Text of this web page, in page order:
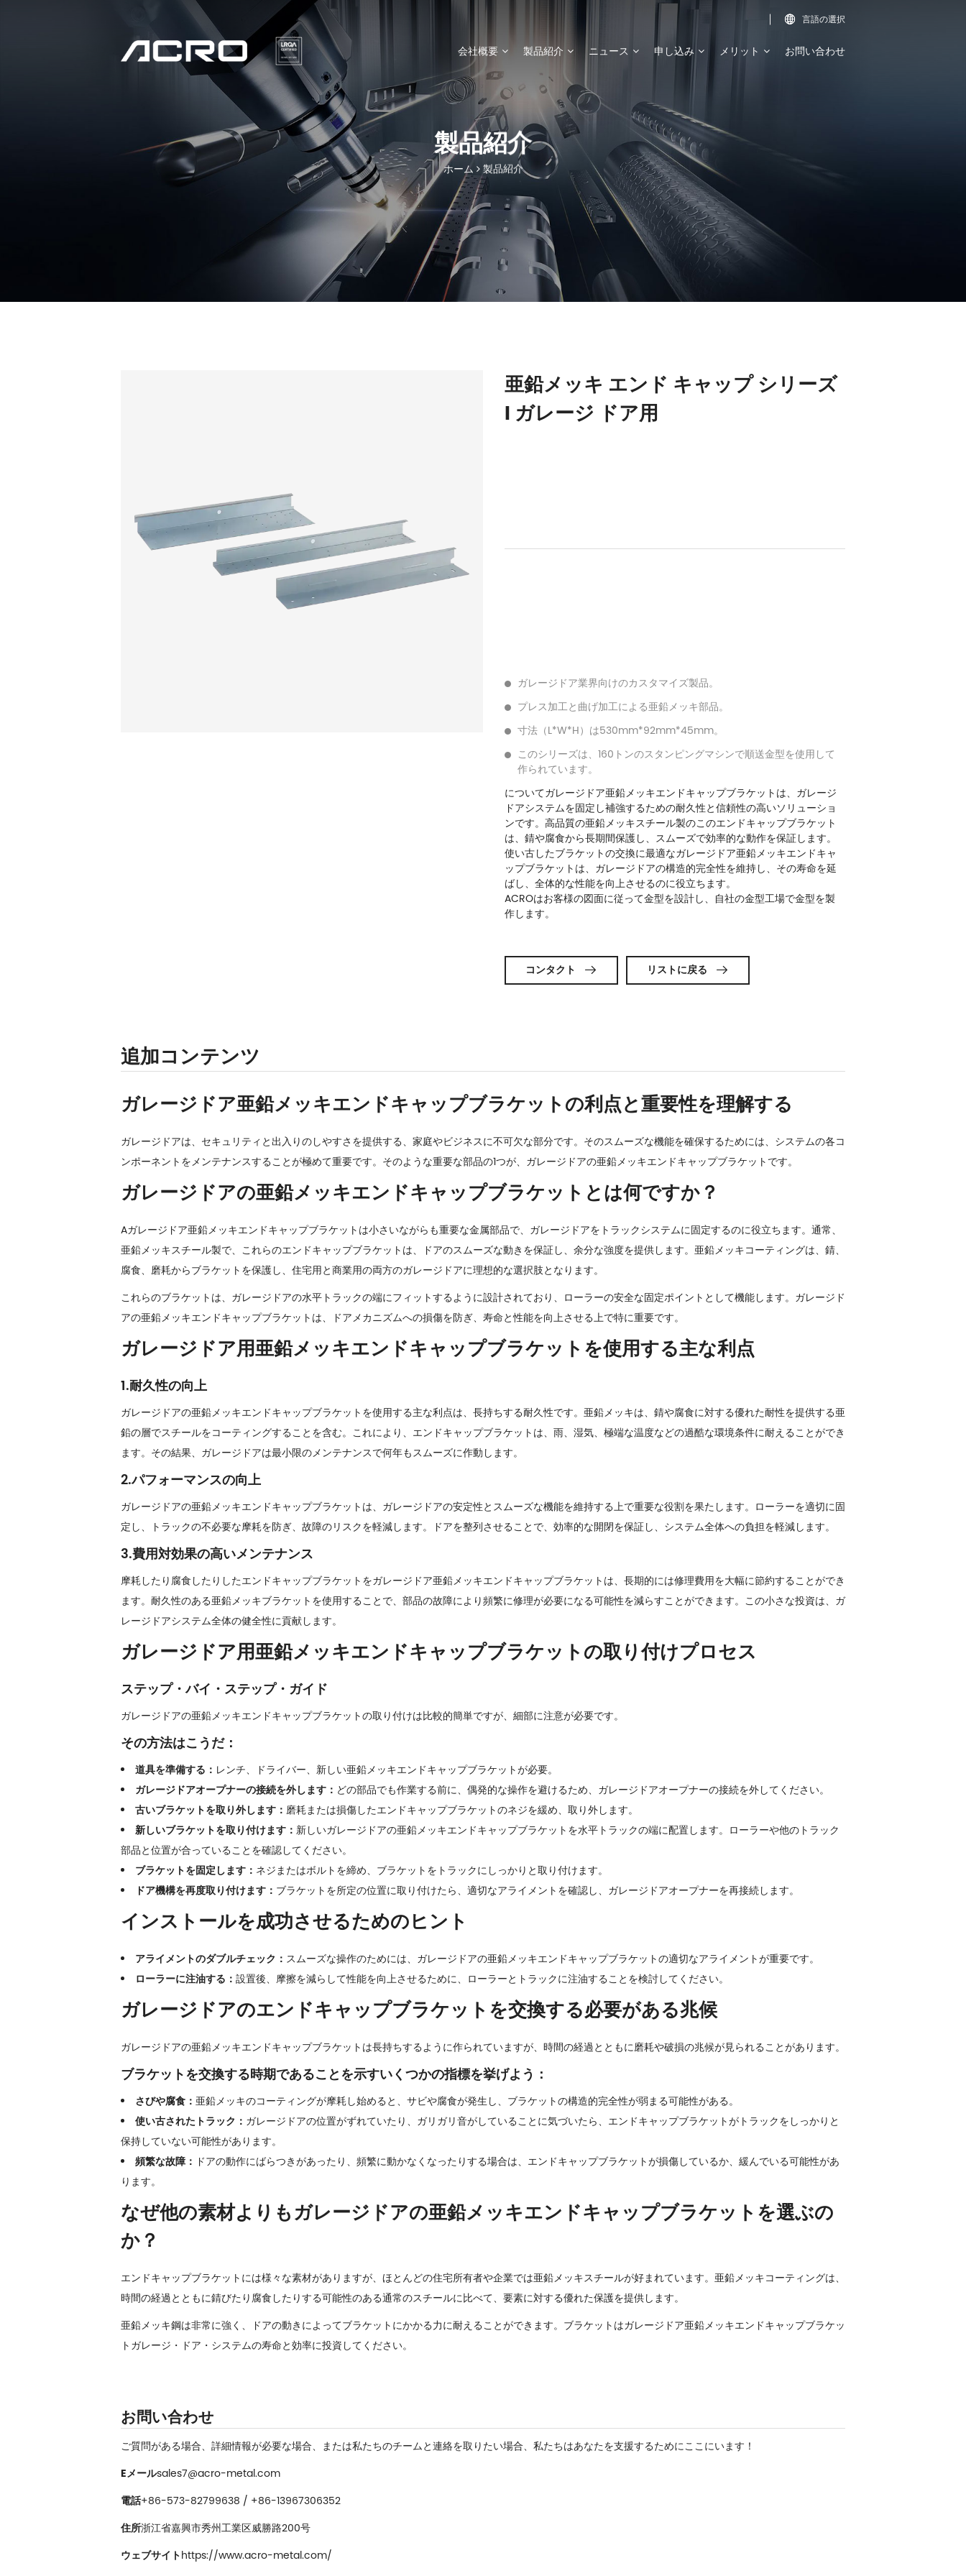
 言語の選択
会社概要 製品紹介 ニュース 申し込み メリット お問い合わせ
製品紹介
ホーム 製品紹介
亜鉛メッキ エンド キャップ シリーズ
I ガレージ ドア用
ガレージドア業界向けのカスタマイズ製品。
プレス加工と曲げ加工による亜鉛メッキ部品。
寸法（L*W*H）は530mm*92mm*45mm。
このシリーズは、160トンのスタンピングマシンで順送金型を使用して
作られています。
についてガレージドア亜鉛メッキエンドキャップブラケット は、ガレージ
ドアシステムを固定し補強するための耐久性と信頼性の高いソリューショ
ンです。高品質の亜鉛メッキスチール製のこのエンドキャップブラケット
は、錆や腐食から長期間保護し、スムーズで効率的な動作を保証します。
使い古したブラケットの交換に最適なガレージドア亜鉛メッキエンドキャ
ップブラケットは、ガレージドアの構造的完全性を維持し、その寿命を延
ばし、全体的な性能を向上させるのに役立ちます。
ACROはお客様の図面に従って金型を設計し、自社の金型工場で金型を製
作します。
コンタクト  リストに戻る 
追加コンテンツ
ガレージドア亜鉛メッキエンドキャップブラケットの利点と重要性を理解する
ガレージドアは、セキュリティと出入りのしやすさを提供する、家庭やビジネスに不可欠な部分です。そのスムーズな機能を確保するためには、システムの各コ
ンポーネントをメンテナンスすることが極めて重要です。そのような重要な部品の1つが、ガレージドアの亜鉛メッキエンドキャップブラケットです。
ガレージドアの亜鉛メッキエンドキャップブラケットとは何ですか？
Aガレージドア亜鉛メッキエンドキャップブラケット は小さいながらも重要な金属部品で、ガレージドアをトラックシステムに固定するのに役立ちます。通常、
亜鉛メッキスチール製で、これらのエンドキャップブラケットは、ドアのスムーズな動きを保証し、余分な強度を提供します。亜鉛メッキコーティングは、錆、
腐食、磨耗からブラケットを保護し、住宅用と商業用の両方のガレージドアに理想的な選択肢となります。
これらのブラケットは、ガレージドアの水平トラックの端にフィットするように設計されており、ローラーの安全な固定ポイントとして機能します。ガレージド
アの亜鉛メッキエンドキャップブラケットは、ドアメカニズムへの損傷を防ぎ、寿命と性能を向上させる上で特に重要です。
ガレージドア用亜鉛メッキエンドキャップブラケットを使用する主な利点
1.耐久性の向上
ガレージドアの亜鉛メッキエンドキャップブラケットを使用する主な利点は、長持ちする耐久性です。亜鉛メッキは、錆や腐食に対する優れた耐性を提供する亜
鉛の層でスチールをコーティングすることを含む。これにより、エンドキャップブラケットは、雨、湿気、極端な温度などの過酷な環境条件に耐えることができ
ます。その結果、ガレージドアは最小限のメンテナンスで何年もスムーズに作動します。
2.パフォーマンスの向上
ガレージドアの亜鉛メッキエンドキャップブラケットは、ガレージドアの安定性とスムーズな機能を維持する上で重要な役割を果たします。ローラーを適切に固
定し、トラックの不必要な摩耗を防ぎ、故障のリスクを軽減します。ドアを整列させることで、効率的な開閉を保証し、システム全体への負担を軽減します。
3.費用対効果の高いメンテナンス
摩耗したり腐食したりしたエンドキャップブラケットをガレージドア亜鉛メッキエンドキャップブラケット は、長期的には修理費用を大幅に節約することができ
ます。耐久性のある亜鉛メッキブラケットを使用することで、部品の故障により頻繁に修理が必要になる可能性を減らすことができます。この小さな投資は、ガ
レージドアシステム全体の健全性に貢献します。
ガレージドア用亜鉛メッキエンドキャップブラケットの取り付けプロセス
ステップ・バイ・ステップ・ガイド
ガレージドアの亜鉛メッキエンドキャップブラケットの取り付けは比較的簡単ですが、細部に注意が必要です。
その方法はこうだ：
道具を準備する： レンチ、ドライバー、新しい亜鉛メッキエンドキャップブラケットが必要。
ガレージドアオープナーの接続を外します： どの部品でも作業する前に、偶発的な操作を避けるため、ガレージドアオープナーの接続を外してください。
古いブラケットを取り外します： 磨耗または損傷したエンドキャップブラケットのネジを緩め、取り外します。
新しいブラケットを取り付けます： 新しいガレージドアの亜鉛メッキエンドキャップブラケットを水平トラックの端に配置します。ローラーや他のトラック
部品と位置が合っていることを確認してください。
ブラケットを固定します： ネジまたはボルトを締め、ブラケットをトラックにしっかりと取り付けます。
ドア機構を再度取り付けます： ブラケットを所定の位置に取り付けたら、適切なアライメントを確認し、ガレージドアオープナーを再接続します。
インストールを成功させるためのヒント
アライメントのダブルチェック： スムーズな操作のためには、ガレージドアの亜鉛メッキエンドキャップブラケットの適切なアライメントが重要です。
ローラーに注油する： 設置後、摩擦を減らして性能を向上させるために、ローラーとトラックに注油することを検討してください。
ガレージドアのエンドキャップブラケットを交換する必要がある兆候
ガレージドアの亜鉛メッキエンドキャップブラケットは長持ちするように作られていますが、時間の経過とともに磨耗や破損の兆候が見られることがあります。
ブラケットを交換する時期であることを示すいくつかの指標を挙げよう：
さびや腐食： 亜鉛メッキのコーティングが摩耗し始めると、サビや腐食が発生し、ブラケットの構造的完全性が弱まる可能性がある。
使い古されたトラック： ガレージドアの位置がずれていたり、ガリガリ音がしていることに気づいたら、エンドキャップブラケットがトラックをしっかりと
保持していない可能性があります。
頻繁な故障： ドアの動作にばらつきがあったり、頻繁に動かなくなったりする場合は、エンドキャップブラケットが損傷しているか、緩んでいる可能性があ
ります。
なぜ他の素材よりもガレージドアの亜鉛メッキエンドキャップブラケットを選ぶの
か？
エンドキャップブラケットには様々な素材がありますが、ほとんどの住宅所有者や企業では亜鉛メッキスチールが好まれています。亜鉛メッキコーティングは、
時間の経過とともに錆びたり腐食したりする可能性のある通常のスチールに比べて、要素に対する優れた保護を提供します。
亜鉛メッキ鋼は非常に強く、ドアの動きによってブラケットにかかる力に耐えることができます。ブラケットはガレージドア亜鉛メッキエンドキャップブラケッ
ト ガレージ・ドア・システムの寿命と効率に投資してください。
お問い合わせ
ご質問がある場合、詳細情報が必要な場合、または私たちのチームと連絡を取りたい場合、私たちはあなたを支援するためにここにいます！
Eメールsales7@acro-metal.com
電話+86-573-82799638 / +86-13967306352
住所浙江省嘉興市秀州工業区威勝路200号
ウェブサイトhttps://www.acro-metal.com/